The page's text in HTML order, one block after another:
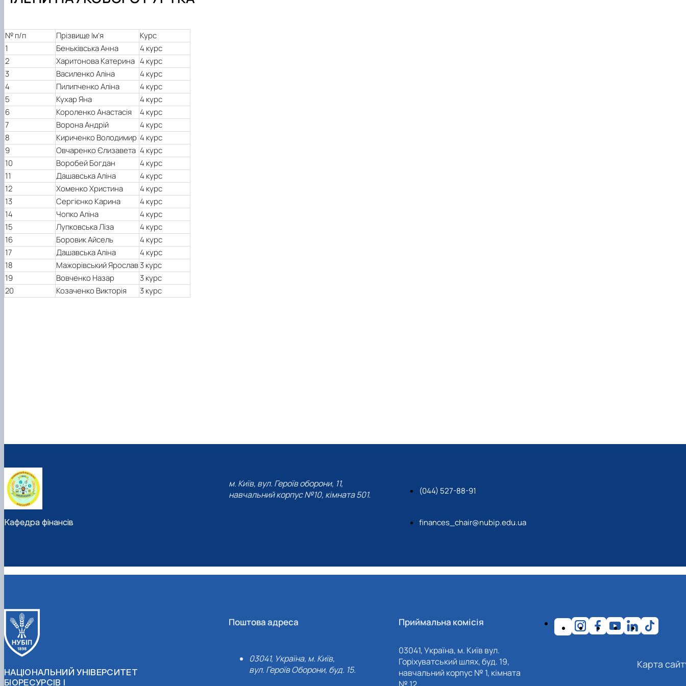
Офіційні документи
Тематика магістерських робіт
Гостьові лекції
Практична підготовка
Академічна доброчесність
Скринька довіри
ОС PhD ОНП "Фінанси, банківська справа, страхування та фондовий ринок"
Науковий гурток "Фінансист"
№ п/п Прізвище Ім’я
Курс
1
Беньківська Анна 4 курс
2
Харитонова Катерина 4 курс
3
Василенко Аліна 4 курс
4
Пилипченко Аліна 4 курс
5
Кухар Яна 4 курс
6
Короленко Анастасія 4 курс
7
Ворона Андрій 4 курс
8
Кириченко Володимир 4 курс
9
Овчаренко Єлизавета 4 курс
10
Воробей Богдан
4 курс
11 Дашавська Аліна
4 курс
12 Хоменко Христина
4 курс
13 Сергієнко Карина
4 курс
14 Чопко Аліна
4 курс
15 Лупковська Ліза
4 курс
16 Боровик Айсель 4 курс
17
Дашавська Аліна 4 курс
18
Мажорівський Ярослав3 курс
19
Вовченко Назар
3 курс
20
Козаченко Викторія 3 курс
Кафедра фінансів
м. Київ, вул. Героїв оборони, 11,
навчальний корпус №10, кімната 501.
(044) 527-88-91
finances_chair@nubip.edu.ua
НАЦІОНАЛЬНИЙ УНІВЕРСИТЕТ
БІОРЕСУРСІВ І
Поштова адреса
03041, Україна, м. Київ,
вул. Героїв Оборони, буд. 15.
Приймальна комісія
03041, Україна, м. Київ вул.
Горіхуватський шлях, буд. 19,
навчальний корпус № 1, кімната
Карта